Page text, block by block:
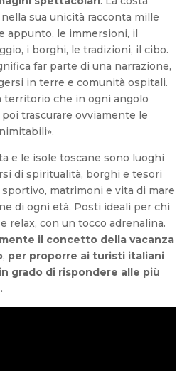
sua unicità racconta mille
appunto, le immersioni, il
i borghi, le tradizioni, il cibo.
far parte di una narrazione,
in terre e comunità ospitali.
che in ogni angolo
trascurare ovviamente le
e le isole toscane sono luoghi
di spiritualità, borghi e tesori
matrimoni e vita di mare
di ogni età. Posti ideali per chi
relax, con un tocco adrenalina.
il concetto della vacanza
, per proporre ai turisti italiani
grado di rispondere alle più